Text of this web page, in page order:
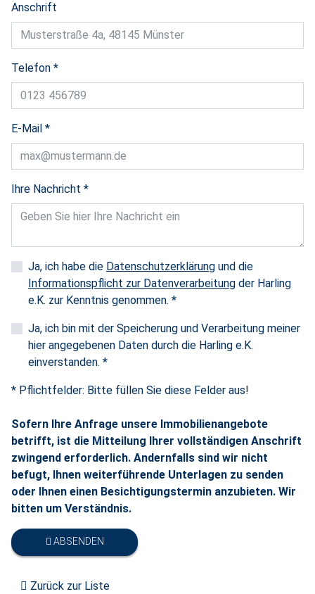
Anschrift
Telefon *
E-Mail *
Ihre Nachricht *
Ja, ich habe die Datenschutzerklärung und die
Informationspflicht zur Datenverarbeitung der Harling
e.K. zur Kenntnis genommen. *
Ja, ich bin mit der Speicherung und Verarbeitung meiner
hier angegebenen Daten durch die Harling e.K.
einverstanden. *
* Pflichtfelder: Bitte füllen Sie diese Felder aus!
Sofern Ihre Anfrage unsere Immobilienangebote
betrifft, ist die Mitteilung Ihrer vollständigen Anschrift
zwingend erforderlich. Andernfalls sind wir nicht
befugt, Ihnen weiterführende Unterlagen zu senden
oder Ihnen einen Besichtigungstermin anzubieten. Wir
bitten um Verständnis.
ABSENDEN
Zurück zur Liste